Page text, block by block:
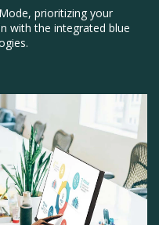
surfing experience
contrast and sharpening
your screen